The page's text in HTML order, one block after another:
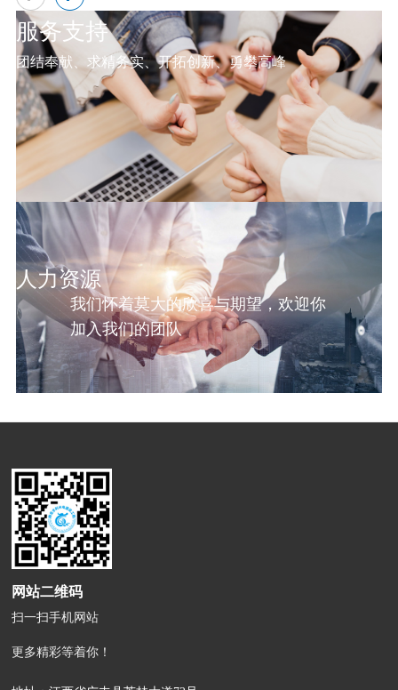
服务支持
团结奉献、求精务实、开拓创新、勇攀高峰
人力资源
我们怀着莫大的欣喜与期望，欢迎你
加入我们的团队
网站二维码
扫一扫手机网站
更多精彩等着你！